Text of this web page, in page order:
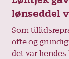
lønseddel
Som
ofte og
det var hendes